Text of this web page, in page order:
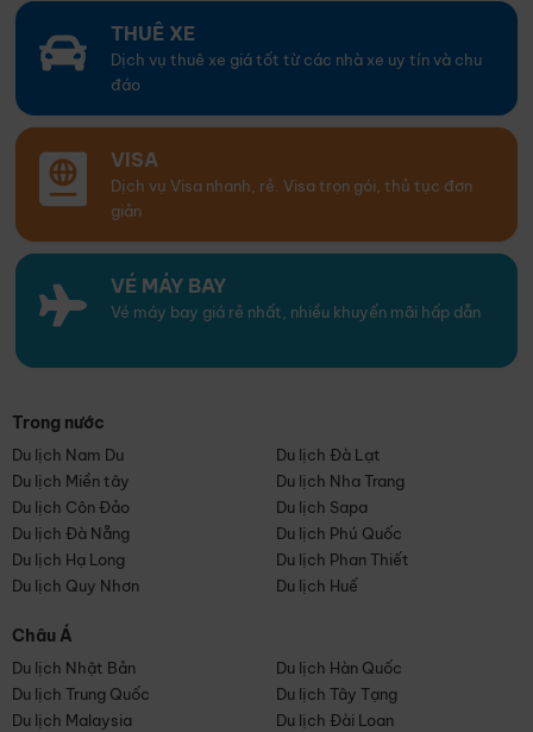
THUÊ XE
Dịch vụ thuê xe giá tốt từ các nhà xe uy tín và chu
đáo
VISA
Dịch vụ Visa nhanh, rẻ. Visa trọn gói, thủ tục đơn
giản
VÉ MÁY BAY
Vé máy bay giá rẻ nhất, nhiều khuyến mãi hấp dẫn
Trong nước
Du lịch Nam Du
Du lịch Đà Lạt
Du lịch Miền tây
Du lịch Nha Trang
Du lịch Côn Đảo
Du lịch Sapa
Du lịch Đà Nẵng
Du lịch Phú Quốc
Du lịch Hạ Long
Du lịch Phan Thiết
Du lịch Quy Nhơn
Du lịch Huế
Châu Á
Du lịch Nhật Bản
Du lịch Hàn Quốc
Du lịch Trung Quốc
Du lịch Tây Tạng
Du lịch Malaysia
Du lịch Đài Loan